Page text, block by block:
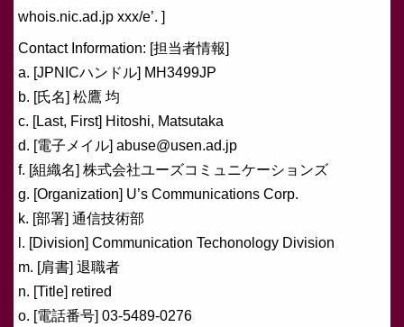
whois.nic.ad.jp xxx/e’. ]
Contact Information: [担当者情報]
a. [JPNICハンドル] MH3499JP
b. [氏名] 松鷹 均
c. [Last, First] Hitoshi, Matsutaka
d. [電子メイル] abuse@usen.ad.jp
f. [組織名] 株式会社ユーズコミュニケーションズ
g. [Organization] U’s Communications Corp.
k. [部署] 通信技術部
l. [Division] Communication Techonology Division
m. [肩書] 退職者
n. [Title] retired
o. [電話番号] 03-5489-0276